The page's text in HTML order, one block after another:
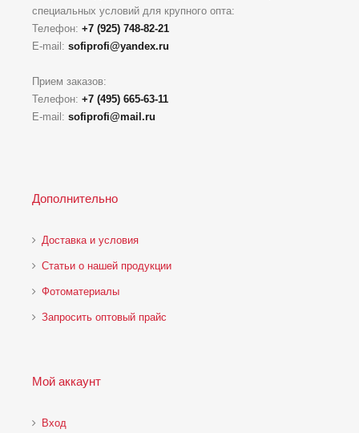
специальных условий для крупного опта:
Телефон: +7 (925) 748-82-21
E-mail: sofiprofi@yandex.ru
Прием заказов:
Телефон: +7 (495) 665-63-11
E-mail: sofiprofi@mail.ru
Дополнительно
Доставка и условия
Статьи о нашей продукции
Фотоматериалы
Запросить оптовый прайс
Мой аккаунт
Вход